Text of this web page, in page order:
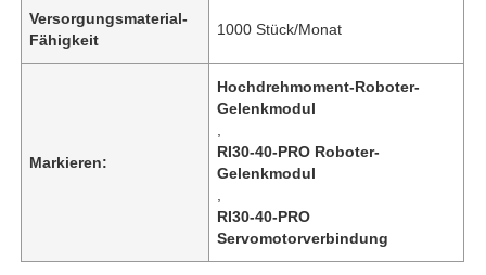
Versorgungsmaterial-
Fähigkeit
1000 Stück/Monat
Markieren:
Hochdrehmoment-Roboter-
Gelenkmodul
RI30-40-PRO Roboter-
Gelenkmodul
RI30-40-PRO
Servomotorverbindung